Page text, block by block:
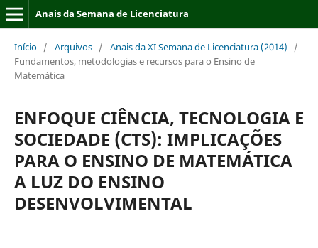
Anais da Semana de Licenciatura
Início / Arquivos / Anais da XI Semana de Licenciatura (2014)
/
Fundamentos, metodologias e recursos para o Ensino de
Matemática
ENFOQUE CIÊNCIA, TECNOLOGIA E
SOCIEDADE (CTS): IMPLICAÇÕES
PARA O ENSINO DE MATEMÁTICA
A LUZ DO ENSINO
DESENVOLVIMENTAL